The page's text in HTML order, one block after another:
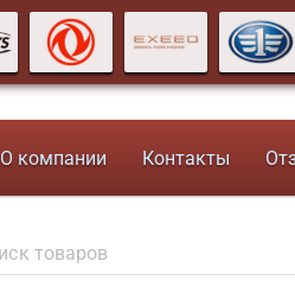
О компании Контакты